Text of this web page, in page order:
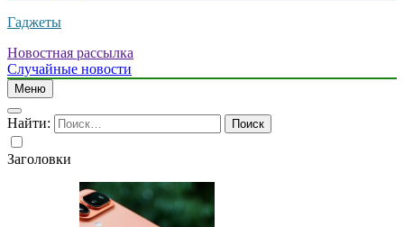
Гаджеты
Новостная рассылка
Случайные новости
Меню
Найти:
Заголовки